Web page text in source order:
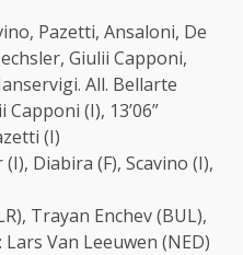
Pazetti, Ansaloni, De
Giulii Capponi,
All. Bellarte
Capponi (I), 13’06”
(I)
Diabira (F), Scavino (I),
Trayan Enchev (BUL),
Lars Van Leeuwen (NED)